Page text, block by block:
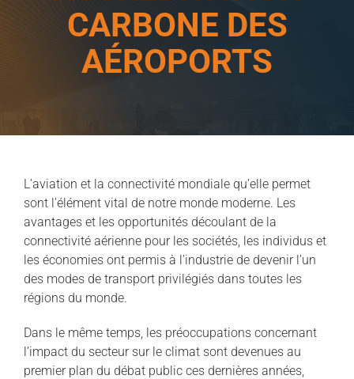
CARBONE DES
AÉROPORTS
L’aviation et la connectivité mondiale qu’elle permet
sont l’élément vital de notre monde moderne. Les
avantages et les opportunités découlant de la
connectivité aérienne pour les sociétés, les individus et
les économies ont permis à l’industrie de devenir l’un
des modes de transport privilégiés dans toutes les
régions du monde.
Dans le même temps, les préoccupations concernant
l’impact du secteur sur le climat sont devenues au
premier plan du débat public ces dernières années,